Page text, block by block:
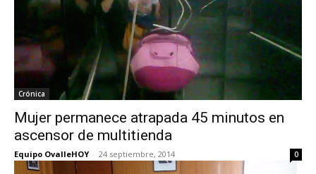
Crónica
Mujer permanece atrapada 45 minutos en
ascensor de multitienda
Equipo OvalleHOY - 24 septiembre, 2014 0